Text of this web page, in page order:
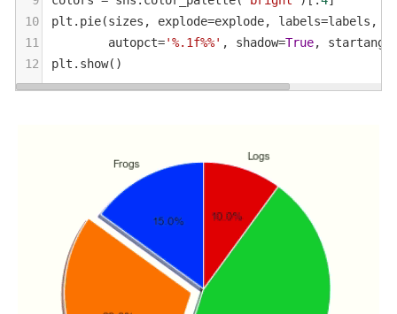
10
plt . pie(sizes , explode=explode, labels=labels ,
11
autopct='%.1f%%' , shadow=True,
12
plt . show()